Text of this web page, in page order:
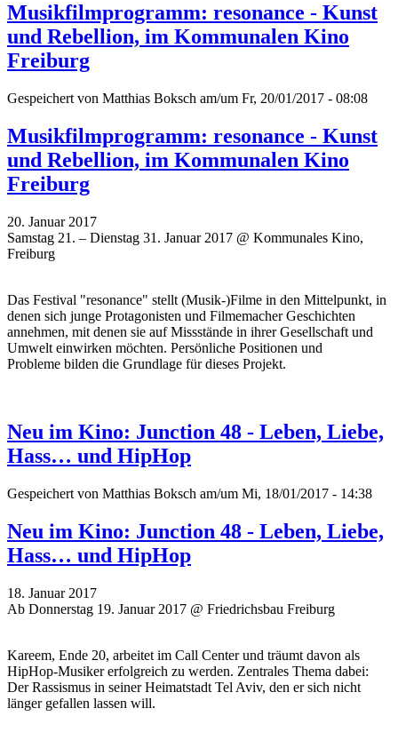
Musikfilmprogramm: resonance - Kunst
und Rebellion, im Kommunalen Kino
Freiburg
Gespeichert von Matthias Boksch am/um Fr, 20/01/2017 - 08:08
Musikfilmprogramm: resonance - Kunst
und Rebellion, im Kommunalen Kino
Freiburg
20. Januar 2017
Samstag 21. – Dienstag 31. Januar 2017 @ Kommunales Kino,
Freiburg
Das Festival "resonance" stellt (Musik-)Filme in den Mittelpunkt, in
denen sich junge Protagonisten und Filmemacher Geschichten
annehmen, mit denen sie auf Missstände in ihrer Gesellschaft und
Umwelt einwirken möchten. Persönliche Positionen und
Probleme bilden die Grundlage für dieses Projekt.
Neu im Kino: Junction 48 - Leben, Liebe,
Hass… und HipHop
Gespeichert von Matthias Boksch am/um Mi, 18/01/2017 - 14:38
Neu im Kino: Junction 48 - Leben, Liebe,
Hass… und HipHop
18. Januar 2017
Ab Donnerstag 19. Januar 2017 @ Friedrichsbau Freiburg
Kareem, Ende 20, arbeitet im Call Center und träumt davon als
HipHop-Musiker erfolgreich zu werden. Zentrales Thema dabei:
Der Rassismus in seiner Heimatstadt Tel Aviv, den er sich nicht
länger gefallen lassen will.